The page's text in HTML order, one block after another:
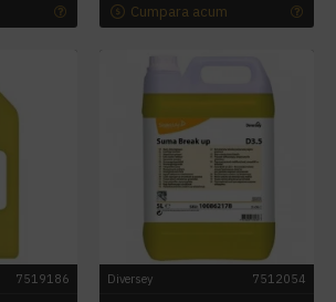
Cumpara acum
7519186 Diversey 7512054